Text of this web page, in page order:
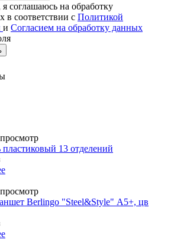
соглашаюсь на обработку
в соответствии с Политикой
и Согласием на обработку данных
13 отделений
Berlingo "Steel&Style" А5+, цв